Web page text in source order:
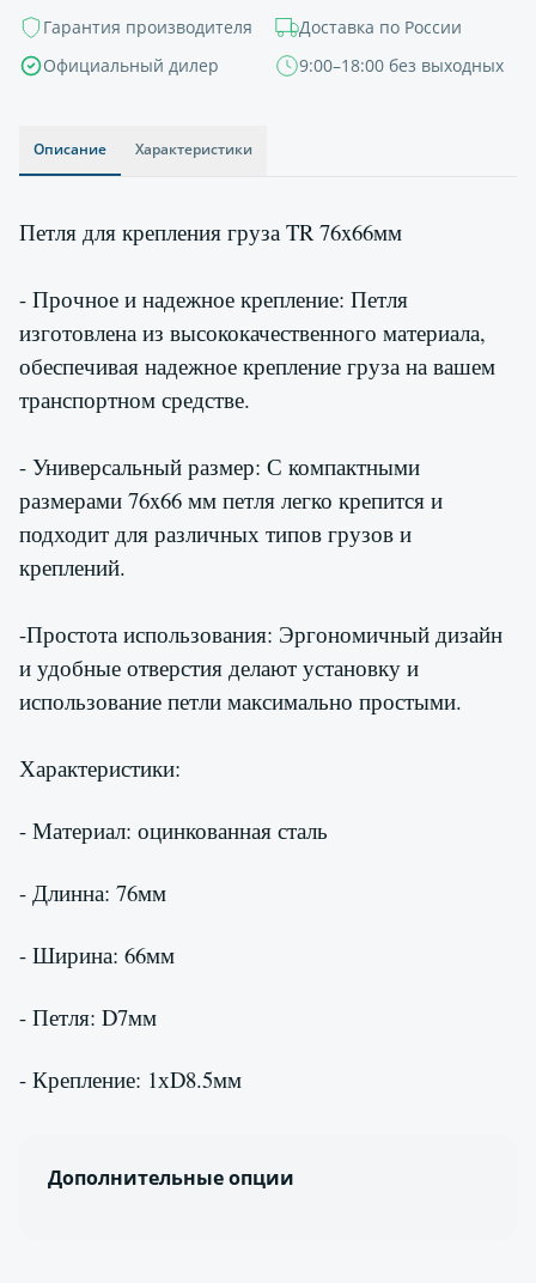
Гарантия производителя
Доставка по России
Официальный дилер
9:00–18:00 без выходных
Описание Характеристики
Петля для крепления груза TR 76x66мм
- Прочное и надежное крепление: Петля
изготовлена из высококачественного материала,
обеспечивая надежное крепление груза на вашем
транспортном средстве.
- Универсальный размер: С компактными
размерами 76x66 мм петля легко крепится и
подходит для различных типов грузов и
креплений.
-Простота использования: Эргономичный дизайн
и удобные отверстия делают установку и
использование петли максимально простыми.
Характеристики:
- Материал: оцинкованная сталь
- Длинна: 76мм
- Ширина: 66мм
- Петля: D7мм
- Крепление: 1хD8.5мм
Дополнительные опции